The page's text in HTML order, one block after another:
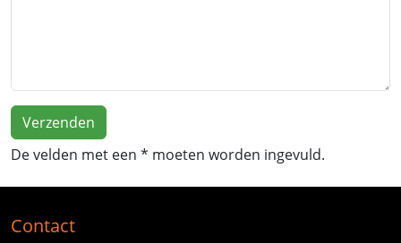
De velden met een * moeten worden ingevuld.
Contact